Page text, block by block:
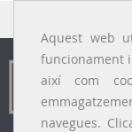
Aquest web
funcionament
així com
navegues.